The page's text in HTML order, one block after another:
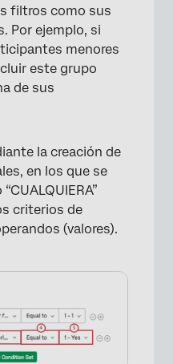
×
filtros como sus
Por ejemplo, si
menores
este grupo
de sus
la creación de
en los que se
criterios de
(valores).